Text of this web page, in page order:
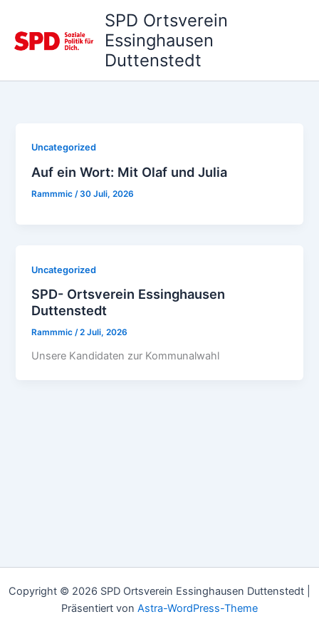
springen
SPD Ortsverein
Essinghausen
Duttenstedt
Uncategorized
Auf ein Wort: Mit Olaf und Julia
Rammmic/30 Juli, 2026
Uncategorized
SPD- Ortsverein Essinghausen
Duttenstedt
Rammmic/2 Juli, 2026
Unsere Kandidaten zur Kommunalwahl
Copyright © 2026 SPD Ortsverein Essinghausen Duttenstedt |
Präsentiert von Astra-WordPress-Theme